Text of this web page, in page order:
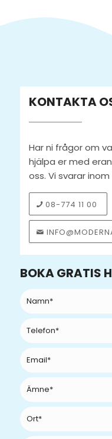
KONTAKTA
Har ni frågor om
hjälpa er med
oss. Vi svarar inom
08-774 11 00
BOKA GRATIS